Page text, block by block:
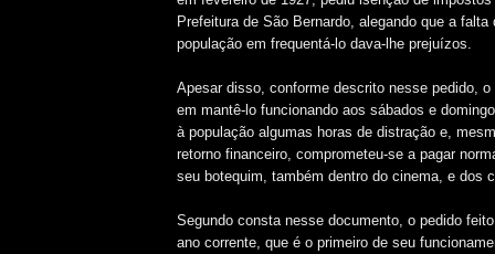
Prefeitura de São Bernardo, alegando que a falta
população em frequentá-lo dava-lhe prejuízos.
Apesar disso, conforme descrito nesse pedido,
em mantê-lo funcionando aos sábados e
à população algumas horas de distração e,
retorno financeiro, comprometeu-se a pagar
seu botequim, também dentro do cinema, e dos
Segundo consta nesse documento, o pedido
ano corrente, que é o primeiro de seu